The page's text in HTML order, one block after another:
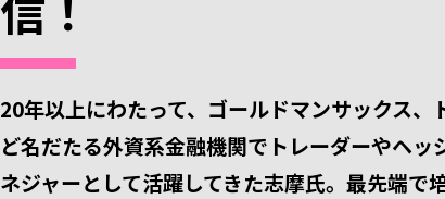
20年以上にわたって、ゴールドマンサックス、
ど名だたる外資系金融機関でトレーダーやヘッ
ネジャーとして活躍してきた志摩氏。最先端で